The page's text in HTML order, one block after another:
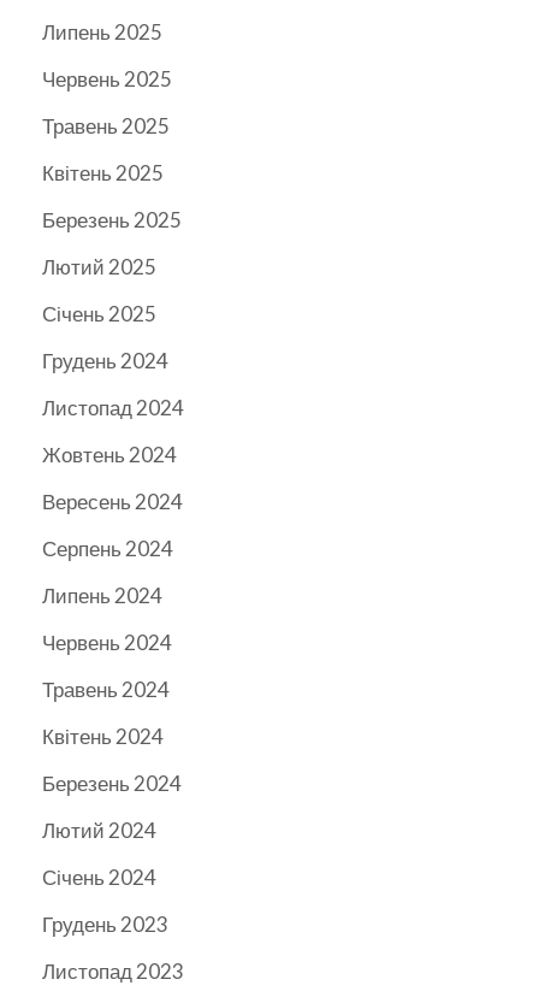
Липень 2025
Червень 2025
Травень 2025
Квітень 2025
Березень 2025
Лютий 2025
Січень 2025
Грудень 2024
Листопад 2024
Жовтень 2024
Вересень 2024
Серпень 2024
Липень 2024
Червень 2024
Травень 2024
Квітень 2024
Березень 2024
Лютий 2024
Січень 2024
Грудень 2023
Листопад 2023